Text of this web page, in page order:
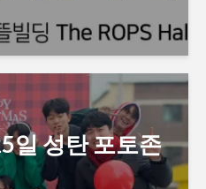
일 성탄 포토존